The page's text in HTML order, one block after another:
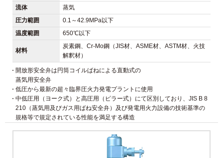
流体
蒸気
圧力範囲
0.1～42.9MPa以下
温度範囲
650℃以下
材料
炭素鋼、Cr-Mo鋼（JIS材、ASME材、ASTM材、火技
解釈材）
開放形安全弁は円筒コイルばねによる直動式の
蒸気用安全弁
低圧から最新の超々臨界圧火力発電プラントに使用
中低圧用（ヨーク式）と高圧用（ピラー式）にて区別しており、JIS B 8
210（蒸気用及びガス用ばね安全弁）及び発電用火力設備の技術基準の
規格等で規定されている性能を満足する構造